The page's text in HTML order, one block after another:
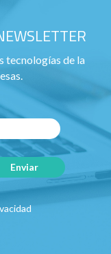
tecnologías de la